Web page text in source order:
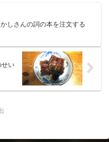
しさんの詞の本を注文する
せい